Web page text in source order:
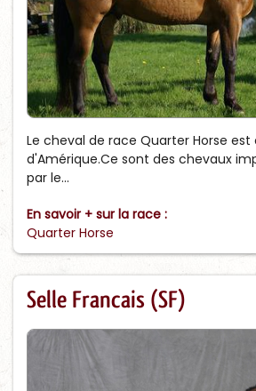
Le cheval de race Quarter Horse est
d'Amérique.Ce sont des chevaux
par le...
En savoir + sur la race :
Quarter Horse
Selle Francais (SF)